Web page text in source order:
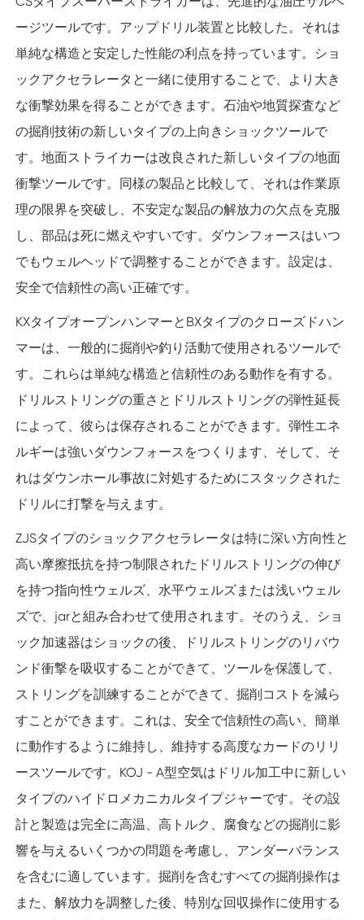
ージツールです。アップドリル装置と比較した。それは
単純な構造と安定した性能の利点を持っています。ショ
ックアクセラレータと一緒に使用することで、より大き
な衝撃効果を得ることができます。石油や地質探査など
の掘削技術の新しいタイプの上向きショックツールで
す。地面ストライカーは改良された新しいタイプの地面
衝撃ツールです。同様の製品と比較して、それは作業原
理の限界を突破し、不安定な製品の解放力の欠点を克服
し、部品は死に燃えやすいです。ダウンフォースはいつ
でもウェルヘッドで調整することができます。設定は、
安全で信頼性の高い正確です。
KXタイプオープンハンマーとBXタイプのクローズドハン
マーは、一般的に掘削や釣り活動で使用されるツールで
す。これらは単純な構造と信頼性のある動作を有する。
ドリルストリングの重さとドリルストリングの弾性延長
によって、彼らは保存されることができます。弾性エネ
ルギーは強いダウンフォースをつくります、そして、そ
れはダウンホール事故に対処するためにスタックされた
ドリルに打撃を与えます。
ZJSタイプのショックアクセラレータは特に深い方向性と
高い摩擦抵抗を持つ制限されたドリルストリングの伸び
を持つ指向性ウェルズ、水平ウェルズまたは浅いウェル
ズで、jarと組み合わせて使用されます。そのうえ、ショ
ック加速器はショックの後、ドリルストリングのリバウ
ンド衝撃を吸収することができて、ツールを保護して、
ストリングを訓練することができて、掘削コストを減ら
すことができます。これは、安全で信頼性の高い、簡単
に動作するように維持し、維持する高度なカードのリリ
ースツールです。KOJ - A型空気はドリル加工中に新しい
タイプのハイドロメカニカルタイプジャーです。その設
計と製造は完全に高温、高トルク、腐食などの掘削に影
響を与えるいくつかの問題を考慮し、アンダーバランス
を含むに適しています。掘削を含むすべての掘削操作は
また、解放力を調整した後、特別な回収操作に使用する